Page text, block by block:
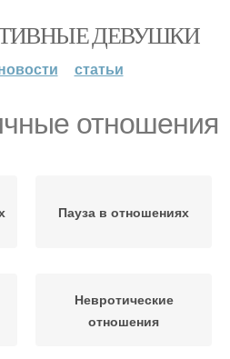
ДЕВУШКИ
статьи
отношения
Пауза в отношениях
Невротические
отношения